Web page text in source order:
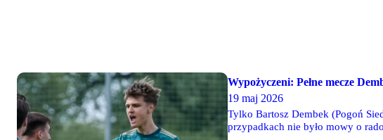
Wypożyczeni: Pełne mecze
19 maj 2026
Tylko Bartosz Dembek (Pogoń
przypadkach nie było mowy o